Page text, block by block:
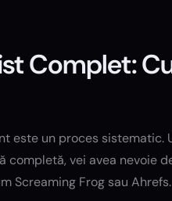
Complet:
este un proces
completă, vei avea nevoie
Screaming Frog sau Ahrefs.